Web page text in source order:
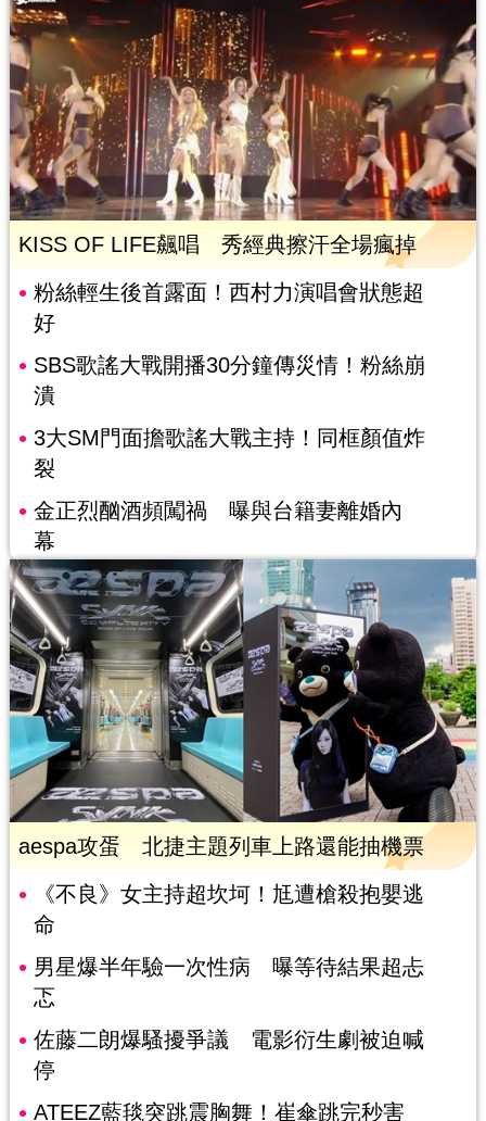
KISS OF LIFE飆唱 秀經典擦汗全場瘋掉
粉絲輕生後首露面！西村力演唱會狀態超
好
SBS歌謠大戰開播30分鐘傳災情！粉絲崩
潰
3大SM門面擔歌謠大戰主持！同框顏值炸
裂
金正烈酗酒頻闖禍 曝與台籍妻離婚內
幕
aespa攻蛋 北捷主題列車上路還能抽機票
《不良》女主持超坎坷！尪遭槍殺抱嬰逃
命
男星爆半年驗一次性病 曝等待結果超忐
忑
佐藤二朗爆騷擾爭議 電影衍生劇被迫喊
停
ATEEZ藍毯突跳震胸舞！崔傘跳完秒害